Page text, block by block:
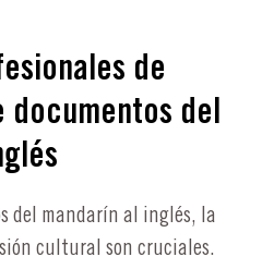
de
del
del mandarín al inglés, la
cultural son cruciales.